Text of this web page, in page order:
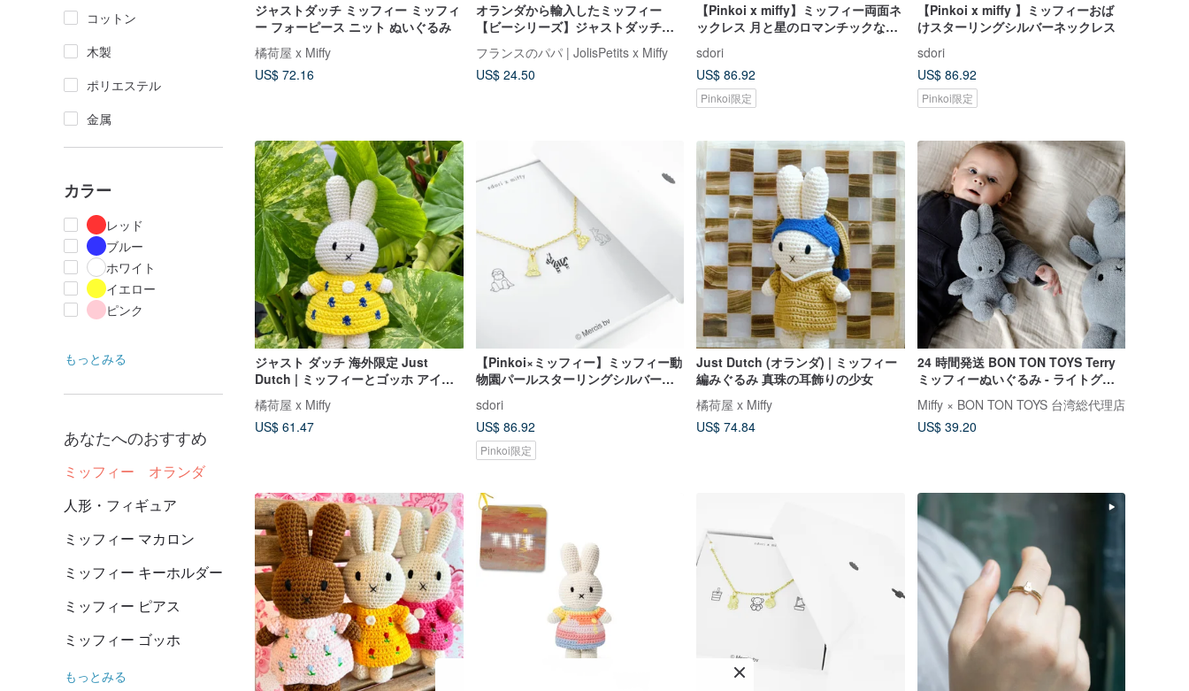
コットン
木製
ポリエステル
金属
カラー
レッド
ブルー
ホワイト
イエロー
ピンク
もっとみる
あなたへのおすすめ
ミッフィー オランダ
人形・フィギュア
ミッフィー マカロン
ミッフィー キーホルダー
ミッフィー ピアス
ミッフィー ゴッホ
もっとみる
ジャストダッチ ミッフィー ミッフィ
ー フォーピース ニット ぬいぐるみ
橘荷屋 x Miffy
US$ 72.16
オランダから輸入したミッフィー
【ビーシリーズ】ジャストダッチ公
認の本物のハンドメイドかぎ針編み
ミッフィーうさぎ
フランスのパパ | JolisPetits x Miffy
US$ 24.50
【Pinkoi x miffy】ミッフィー両面ネ
ックレス 月と星のロマンチックな物
語
sdori
US$ 86.92
Pinkoi限定
【Pinkoi x miffy 】ミッフィーおば
けスターリングシルバーネックレス
sdori
US$ 86.92
Pinkoi限定
ジャスト ダッチ 海外限定 Just
Dutch | ミッフィーとゴッホ アイリ
ス ドレス 編みぐるみ
橘荷屋 x Miffy
US$ 61.47
【Pinkoi×ミッフィー】ミッフィー動
物園パールスターリングシルバーブ
レスレット
sdori
US$ 86.92
Pinkoi限定
Just Dutch (オランダ) | ミッフィー
編みぐるみ 真珠の耳飾りの少女
橘荷屋 x Miffy
US$ 74.84
24 時間発送 BON TON TOYS Terry
ミッフィーぬいぐるみ - ライトグレ
ー 23/33CM
Miffy × BON TON TOYS 台湾総代理店
US$ 39.20